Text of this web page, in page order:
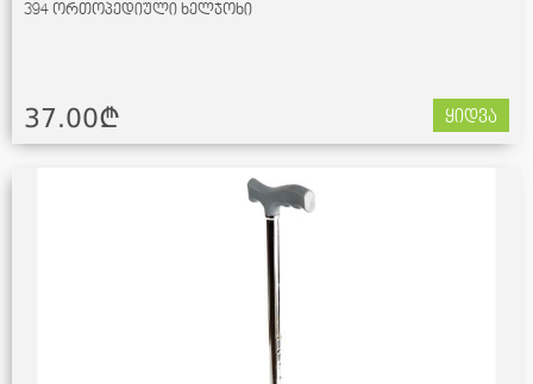
394 ორთოპედიული ხელჯოხი
37.00¢ ყიდვა